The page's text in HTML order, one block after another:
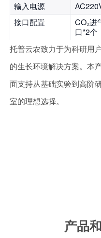
输入电源
接口配置
CO₂进
口*2个
托普云农致力于为科研用
的生长环境解决方案。本
面支持从基础实验到高阶
室的理想选择。
产品